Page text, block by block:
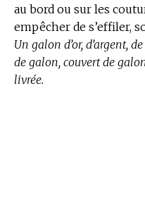
au bord ou sur les
empêcher de s’effiler,
Un galon d’or, d’argent,
de galon, couvert de
livrée.